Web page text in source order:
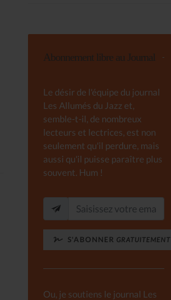
Abonnement libre au Journal
Le désir de l'équipe du journal
Les Allumés du Jazz et,
semble-t-il, de nombreux
lecteurs et lectrices, est non
seulement qu'il perdure, mais
aussi qu'il puisse paraître plus
souvent. Hum !
S'ABONNER GRATUITEMENT
Ou, je soutiens le journal Les